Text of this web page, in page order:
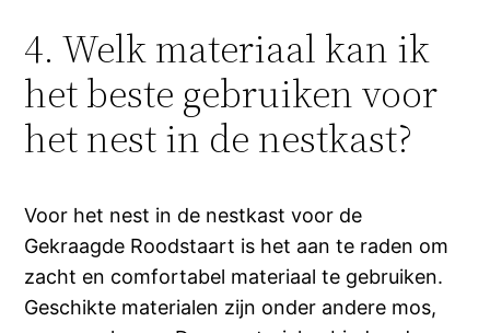
4. Welk materiaal kan ik
het beste gebruiken voor
het nest in de nestkast?
Voor het nest in de nestkast voor de
Gekraagde Roodstaart is het aan te raden om
zacht en comfortabel materiaal te gebruiken.
Geschikte materialen zijn onder andere mos,